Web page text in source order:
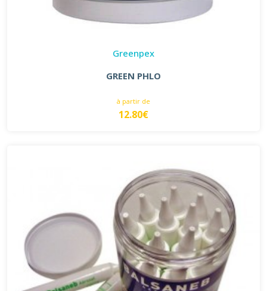
Greenpex
GREEN PHLO
à partir de
12.80€